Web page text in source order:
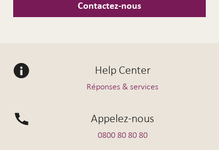
Contactez-nous
Help Center
Réponses & services
Appelez-nous
0800 80 80 80